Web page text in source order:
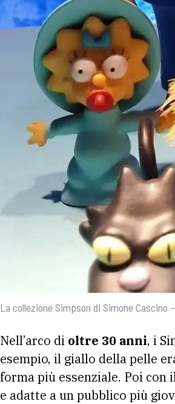
La collezione Simpson di Simone
Nell’arco di oltre 30 anni, i
esempio, il giallo della pelle
forma più essenziale. Poi
e adatte a un pubblico più